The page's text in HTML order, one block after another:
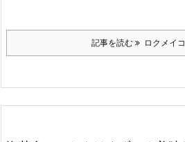
記事を読む ロクメイ